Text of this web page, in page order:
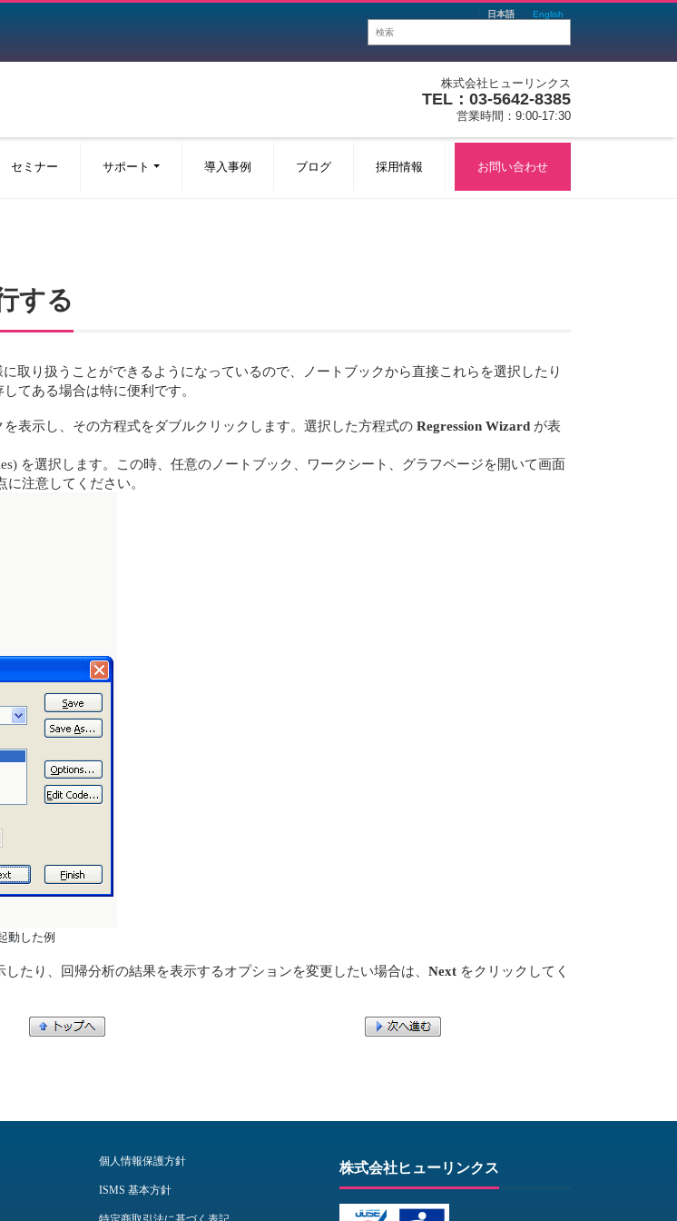
日本語 English
株式会社ヒューリンクス
TEL：03-5642-8385
営業時間：9:00-17:30
セミナー サポート 導入事例 ブログ 採用情報 お問い合わせ
する
取り扱うことができるようになっているので、ノートブックから直接これらを選択したり
てある場合は特に便利です。
表示し、その方程式をダブルクリックします。選択した方程式の Regression Wizard が表
を選択します。この時、任意のノートブック、ワークシート、グラフページを開いて画面
注意してください。
した例
たり、回帰分析の結果を表示するオプションを変更したい場合は、 Next をクリックしてく
個人情報保護方針
ISMS 基本方針
株式会社ヒューリンクス